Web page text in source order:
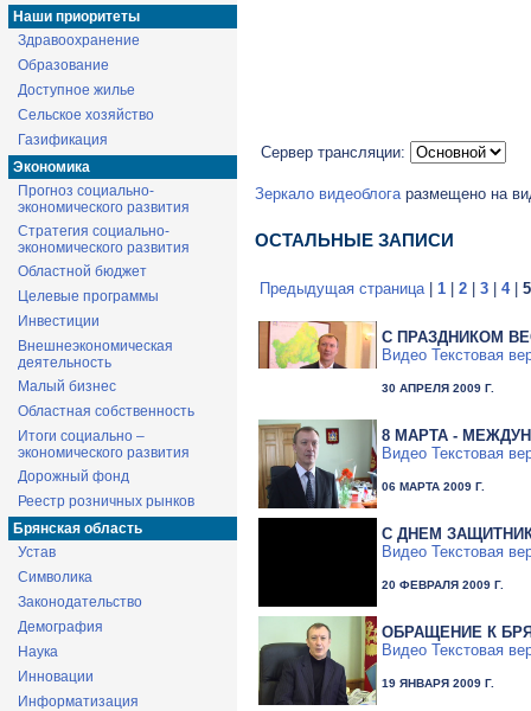
Наши приоритеты
Здравоохранение
Образование
Доступное жилье
Сельское хозяйство
Газификация
Экономика
Прогноз социально-
экономического развития
Стратегия социально-
экономического развития
Областной бюджет
Целевые программы
Инвестиции
Внешнеэкономическая
деятельность
Малый бизнес
Областная собственность
Итоги социально –
экономического развития
Дорожный фонд
Реестр розничных рынков
Брянская область
Устав
Символика
Законодательство
Демография
Наука
Инновации
Информатизация
Сервер трансляции:
Зеркало видеоблогаразмещено на
ОСТАЛЬНЫЕ ЗАПИСИ
Предыдущая страница | 1 | 2 | 3 | 4| 5
С ПРАЗДНИКОМ
Видео Текстовая
30 АПРЕЛЯ 2009 Г.
8 МАРТА -
Видео Текстовая
06 МАРТА 2009 Г.
C ДНЕМ
Видео Текстовая
20 ФЕВРАЛЯ 2009 Г.
ОБРАЩЕНИЕ К
Видео Текстовая
19 ЯНВАРЯ 2009 Г.